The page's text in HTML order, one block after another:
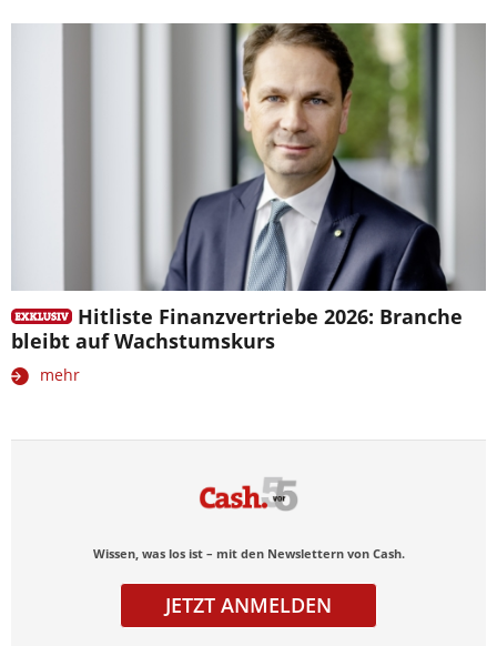
Hitliste Finanzvertriebe 2026: Branche
bleibt auf Wachstumskurs
mehr
Wissen, was los ist – mit den Newslettern von Cash.
JETZT ANMELDEN